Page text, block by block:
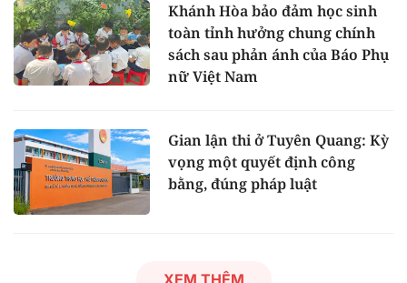
Khánh Hòa bảo đảm học sinh
toàn tỉnh hưởng chung chính
sách sau phản ánh của Báo Phụ
nữ Việt Nam
Gian lận thi ở Tuyên Quang: Kỳ
vọng một quyết định công
bằng, đúng pháp luật
XEM THÊM